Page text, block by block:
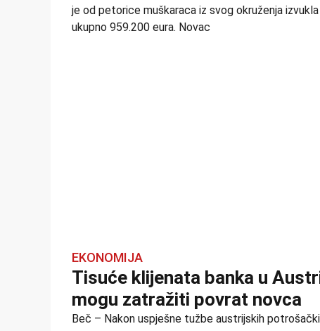
je od petorice muškaraca iz svog okruženja izvukla
ukupno 959.200 eura. Novac
EKONOMIJA
Tisuće klijenata banka u
mogu zatražiti povrat novca
Beč – Nakon uspješne tužbe austrijskih